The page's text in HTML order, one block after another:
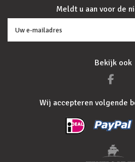
Meldt u aan voor de
Bekijk ook
Wij accepteren volgende